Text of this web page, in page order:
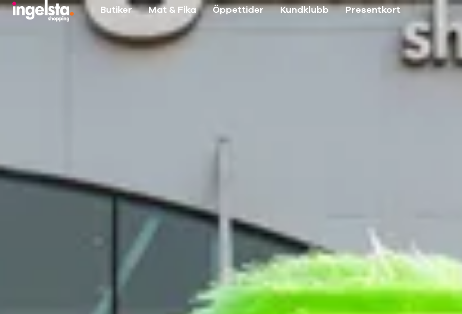
Butiker Mat & Fika Öppettider Kundklubb Presentkort